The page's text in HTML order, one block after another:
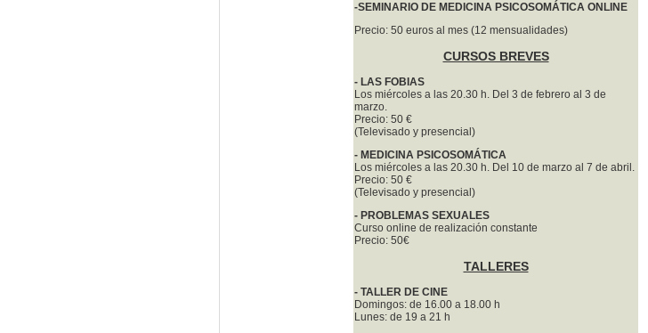
-SEMINARIO DE MEDICINA PSICOSOMÁTICA ONLINE
Precio: 50 euros al mes (12 mensualidades)
CURSOS BREVES
- LAS FOBIAS
Los miércoles a las 20.30 h. Del 3 de febrero al 3 de
marzo.
Precio: 50 €
(Televisado y presencial)
- MEDICINA PSICOSOMÁTICA
Los miércoles a las 20.30 h. Del 10 de marzo al 7 de abril.
Precio: 50 €
(Televisado y presencial)
- PROBLEMAS SEXUALES
Curso online de realización constante
Precio: 50€
TALLERES
- TALLER DE CINE
Domingos: de 16.00 a 18.00 h
Lunes: de 19 a 21 h